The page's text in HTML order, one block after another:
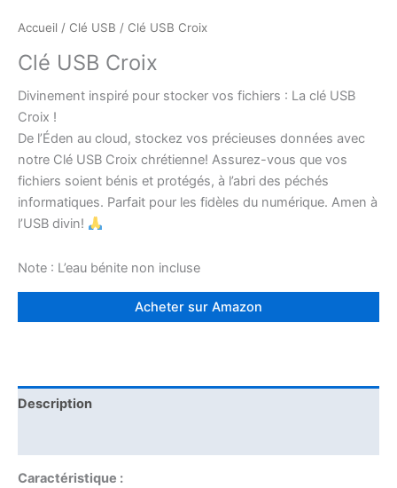
Accueil / Clé USB / Clé USB Croix
Clé USB Croix
Divinement inspiré pour stocker vos fichiers : La clé USB
Croix !
De l’Éden au cloud, stockez vos précieuses données avec
notre Clé USB Croix chrétienne! Assurez-vous que vos
fichiers soient bénis et protégés, à l’abri des péchés
informatiques. Parfait pour les fidèles du numérique. Amen à
l’USB divin!
Note : L’eau bénite non incluse
Acheter sur Amazon
Description
Caractéristique :